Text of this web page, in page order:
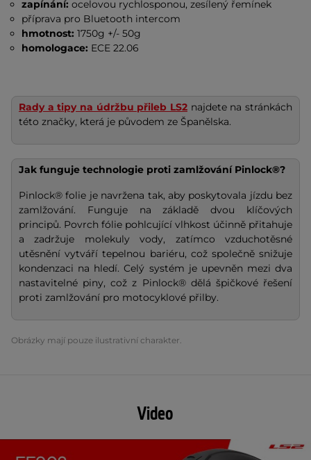
zapínání:ocelovou rychlosponou, zesílený řemínek
příprava pro Bluetooth intercom
hmotnost: 1750g +/- 50g
homologace: ECE 22.06
Rady a tipy na údržbu přileb LS2 najdete na stránkách
této značky, která je původem ze Španělska.
Jak funguje technologie proti zamlžování Pinlock®?
Pinlock® folie je navržena tak, aby poskytovala jízdu bez
zamlžování. Funguje na základě dvou klíčových
principů. Povrch fólie pohlcující vlhkost účinně přitahuje
a zadržuje molekuly vody, zatímco vzduchotěsné
utěsnění vytváří tepelnou bariéru, což společně snižuje
kondenzaci na hledí. Celý systém je upevněn mezi dva
nastavitelné piny, což z Pinlock® dělá špičkové řešení
proti zamlžování pro motocyklové přilby.
Obrázky mají pouze ilustrativní charakter.
Video